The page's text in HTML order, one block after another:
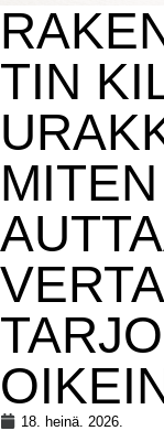
TIN
18. heinä. 2026.